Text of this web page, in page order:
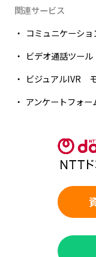
関連サービス
コミュニケーシ
ビデオ通話ツー
ビジュアルIVR
アンケートフォ